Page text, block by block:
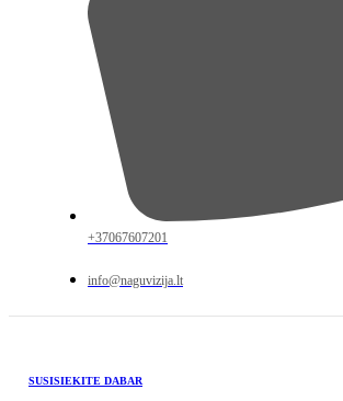
+37067607201
info@naguvizija.lt
SUSISIEKITE DABAR